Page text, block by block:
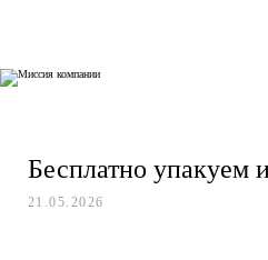
Бесплатно упакуем
21.05.2026